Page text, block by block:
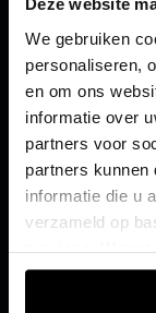
Deze website
We gebruiken
personaliseren,
en om ons
informatie over
partners voor
partners kunnen
informatie die u
verzameld op
services.
verschillende
de extra
Normale
Volledige
623 km
3
4
5
6
7
De